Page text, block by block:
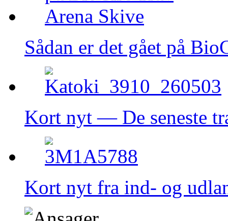
Sådan er det gået på
Kort nyt — De seneste
Kort nyt fra ind- og